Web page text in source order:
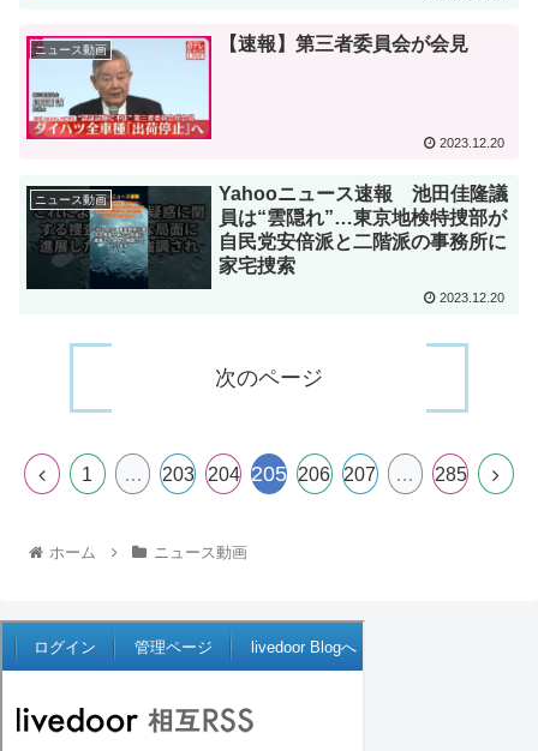
ニュース動画 【速報】第三者委員会が会見
2023.12.20
ニュース動画
Yahooニュース速報 池田佳隆議
員は“雲隠れ”…東京地検特捜部が
自民党安倍派と二階派の事務所に
家宅捜索
2023.12.20
次のページ
1 … 203 204 205 206 207 … 285
ホーム ニュース動画